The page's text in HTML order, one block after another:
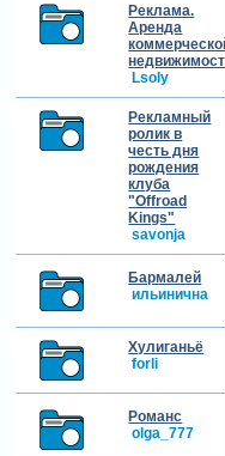
Реклама.
Аренда
коммерческой
Lsoly
Рекламный
ролик в
честь дня
рождения
клуба
"Offroad
Kings"
savonja
Бармалей
ильинична
Хулиганьё
forli
Романс
olga_777